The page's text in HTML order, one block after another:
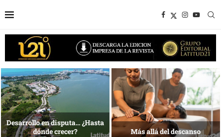
Bottega, un viaje servido a la
mesa
Energía que Impulsa la
competitividad